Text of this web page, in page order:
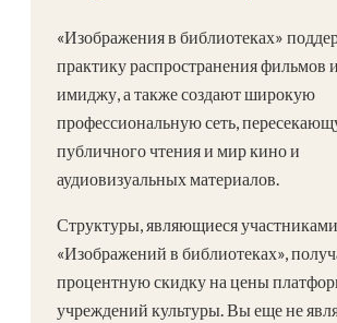
«Изображения в библиотеках»
практику распространения фильмов
имиджу, а также создают широкую
профессиональную сеть,
публичного чтения и мир кино и
аудиовизуальных материалов.
Структуры, являющиеся участниками
«Изображений в библиотеках»,
процентную скидку на цены
учреждений культуры. Вы еще не